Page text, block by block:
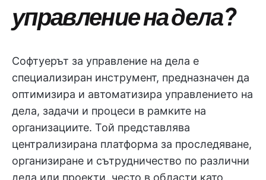
управление на дела?
Софтуерът за управление на дела е
специализиран инструмент, предназначен да
оптимизира и автоматизира управлението на
дела, задачи и процеси в рамките на
организациите. Той представлява
централизирана платформа за проследяване,
организиране и сътрудничество по различни
дела или проекти, често в области като